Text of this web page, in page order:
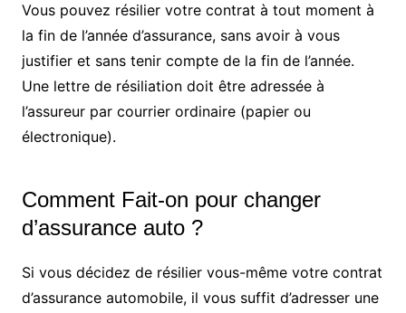
Vous pouvez résilier votre contrat à tout moment à
la fin de l’année d’assurance, sans avoir à vous
justifier et sans tenir compte de la fin de l’année.
Une lettre de résiliation doit être adressée à
l’assureur par courrier ordinaire (papier ou
électronique).
Comment Fait-on pour changer
d’assurance auto ?
Si vous décidez de résilier vous-même votre contrat
d’assurance automobile, il vous suffit d’adresser une